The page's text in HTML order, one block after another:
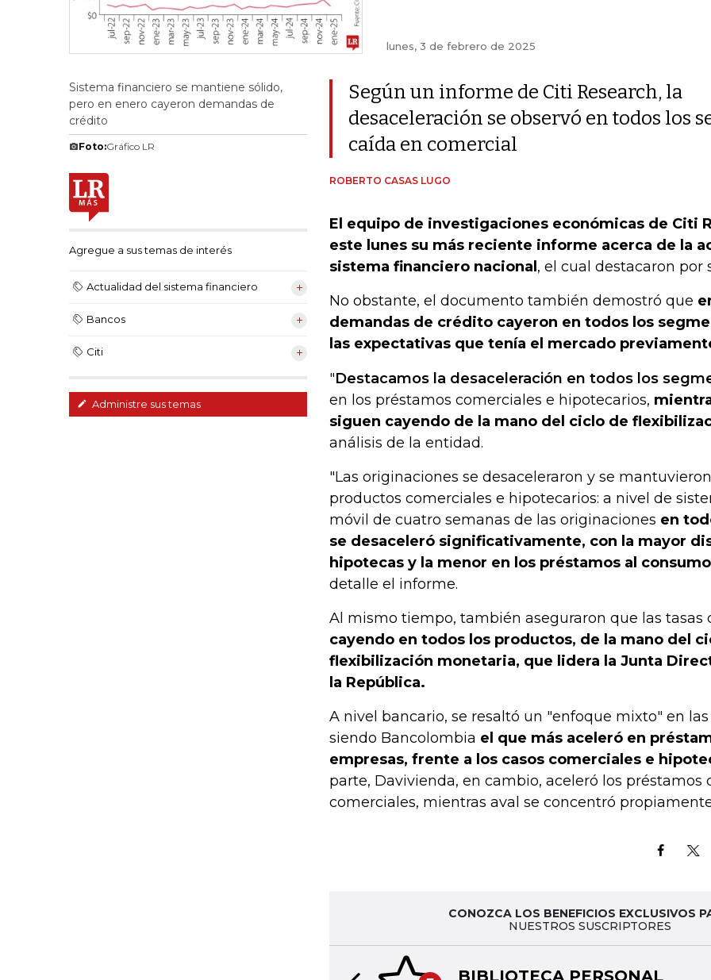
lunes, 3 de febrero de 2025
Sistema financiero se mantiene sólido,
pero en enero cayeron demandas de
crédito
Foto:Gráfico LR
Agregue a sus temas de interés
Actualidad del sistema financiero
Bancos
Citi
Administre sus temas
Según un informe de Citi Research, la
desaceleración se observó en todos los
caída en comercial
ROBERTO CASAS LUGO
El equipo de investigaciones económicas de Citi
este lunes su más reciente informe acerca de la
sistema financiero nacional , el cual destacaron por
No obstante, el documento también demostró que
demandas de crédito cayeron en todos los
las expectativas que tenía el mercado
"Destacamos la desaceleración en todos los
en los préstamos comerciales e hipotecarios,
siguen cayendo de la mano del ciclo de
análisis de la entidad.
"Las originaciones se desaceleraron y se
productos comerciales e hipotecarios: a nivel de
móvil de cuatro semanas de las originaciones en
se desaceleró significativamente, con la mayor
hipotecas y la menor en los préstamos al consumo
detalle el informe.
Al mismo tiempo, también aseguraron que las tasas
cayendo en todos los productos, de la mano del
flexibilización monetaria, que lidera la Junta
la República.
A nivel bancario, se resaltó un "enfoque mixto" en
siendo Bancolombia el que más aceleró en
empresas, frente a los casos comerciales e
parte, Davivienda, en cambio, aceleró los préstamos
comerciales, mientras aval se concentró
CONOZCA LOS BENEFICIOS EXCLUSIVOS
NUESTROS SUSCRIPTORES
BIBLIOTECA PERSONAL